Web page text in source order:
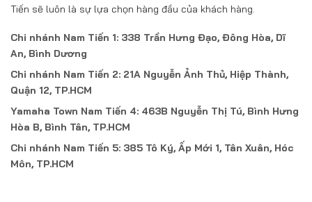
Tiến sẽ luôn là sự lựa chọn hàng đầu của khách hàng.
Chi nhánh Nam Tiến 1: 338 Trần Hưng Đạo, Đông Hòa, Dĩ
An, Bình Dương
Chi nhánh Nam Tiến 2: 21A Nguyễn Ảnh Thủ, Hiệp Thành,
Quận 12, TP.HCM
Yamaha Town Nam Tiến 4: 463B Nguyễn Thị Tú, Bình Hưng
Hòa B, Bình Tân, TP.HCM
Chi nhánh Nam Tiến 5: 385 Tô Ký, Ấp Mới 1, Tân Xuân, Hóc
Môn, TP.HCM